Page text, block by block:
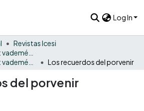
Log In
Revistas Icesi
Los recuerdos del porvenir
del porvenir